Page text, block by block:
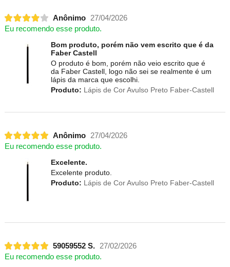
Anônimo
27/04/2026
Eu recomendo esse produto.
Bom produto, porém não vem escrito que é da
Faber Castell
O produto é bom, porém não veio escrito que é
da Faber Castell, logo não sei se realmente é um
lápis da marca que escolhi.
Produto: Lápis de Cor Avulso Preto Faber-Castell
Anônimo
27/04/2026
Eu recomendo esse produto.
Excelente.
Excelente produto.
Produto: Lápis de Cor Avulso Preto Faber-Castell
59059552 S.
27/02/2026
Eu recomendo esse produto.